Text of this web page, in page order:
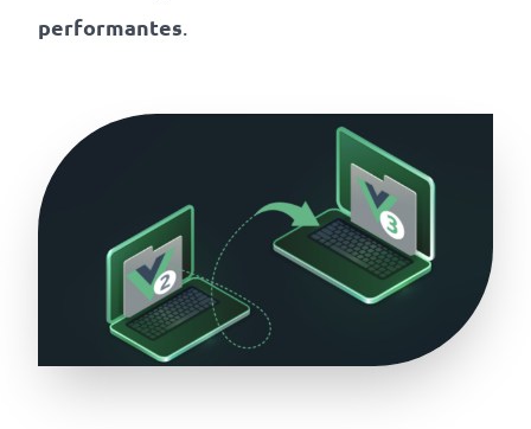
performantes